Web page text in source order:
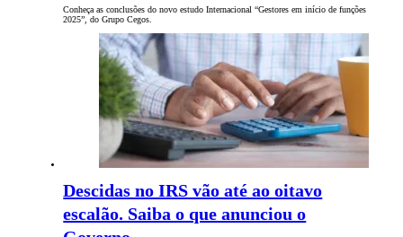
Conheça as conclusões do novo estudo Internacional “Gestores em início de funções
2025”, do Grupo Cegos.
Descidas no IRS vão até ao oitavo
escalão. Saiba o que anunciou o